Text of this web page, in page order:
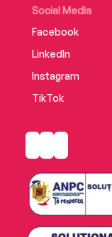
Social Media
Facebook
LinkedIn
Instagram
TikTok